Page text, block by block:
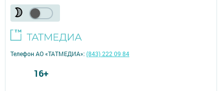
Телефон АО «ТАТМЕДИА»:(843) 222 09 84
16+